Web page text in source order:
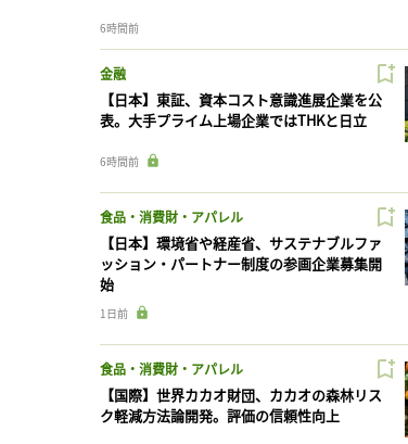
6時間前
金融
【日本】東証、資本コスト意識進展企業を公
表。大手プライム上場企業ではTHKと日立
6時間前
食品・消費財・アパレル
【日本】環境省や経産省、サステナブルファ
ッション・パートナー制度の参画企業募集開
始
1日前
食品・消費財・アパレル
【国際】世界カカオ財団、カカオの森林リス
ク軽減方法論開発。評価の信頼性向上